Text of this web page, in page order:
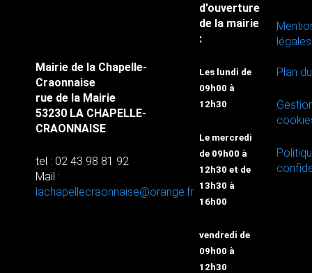
Mairie de la Chapelle-
Craonnaise
rue de la Mairie
53230 LA CHAPELLE-
CRAONNAISE
tel : 02 43 98 81 92
Mail :
lachapellecraonnaise@orange.fr
d'ouverture
de la mairie
:
Les lundi de
09h00 à
12h30
Le mercredi
de 09h00 à
12h30 et de
13h30 à
16h00
vendredi de
09h00 à
12h30
légales
Plan